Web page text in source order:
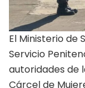
El Ministerio de
Servicio
autoridades de
Cárcel de